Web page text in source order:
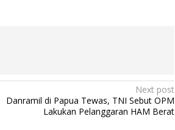
Next post
Danramil di Papua Tewas, TNI Sebut OPM
Lakukan Pelanggaran HAM Berat